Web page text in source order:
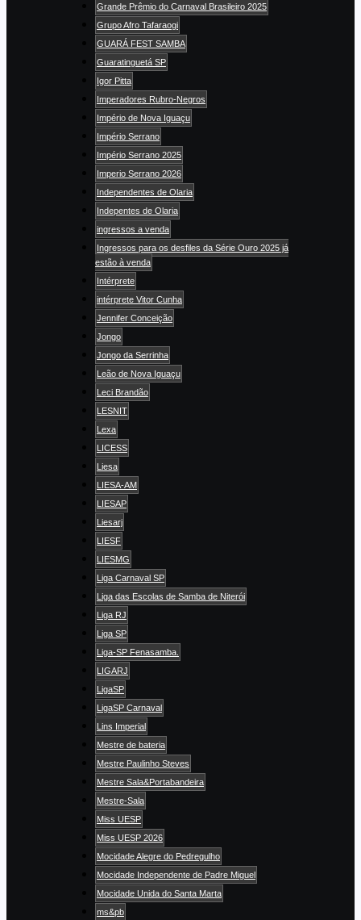
Grande Prêmio do Carnaval Brasileiro 2025
Grupo Afro Tafaraogi
GUARÁ FEST SAMBA
Guaratinguetá SP
Igor Pitta
Imperadores Rubro-Negros
Império de Nova Iguaçu
Império Serrano
Império Serrano 2025
Imperio Serrano 2026
Independentes de Olaria
Indepentes de Olaria
ingressos a venda
Ingressos para os desfiles da Série Ouro 2025 já
estão à venda
Intérprete
intérprete Vitor Cunha
Jennifer Conceição
Jongo
Jongo da Serrinha
Leão de Nova Iguaçu
Leci Brandão
LESNIT
Lexa
LICESS
Liesa
LIESA-AM
LIESAP
Liesarj
LIESF
LIESMG
Liga Carnaval SP
Liga das Escolas de Samba de Niterói
Liga RJ
Liga SP
Liga-SP Fenasamba.
LIGARJ
LigaSP
LigaSP Carnaval
Lins Imperial
Mestre de bateria
Mestre Paulinho Steves
Mestre Sala&Portabandeira
Mestre-Sala
Miss UESP
Miss UESP 2026
Mocidade Alegre do Pedregulho
Mocidade Independente de Padre Miguel
Mocidade Unida do Santa Marta
ms&pb